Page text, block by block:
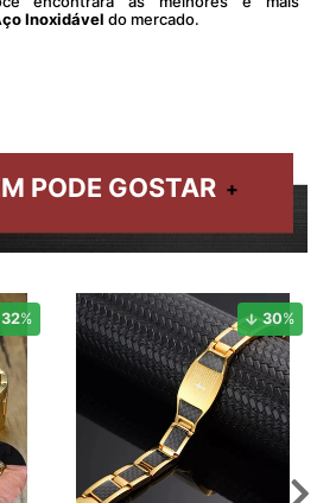
Inoxidável do mercado.
PODE GOSTAR
32% 30%